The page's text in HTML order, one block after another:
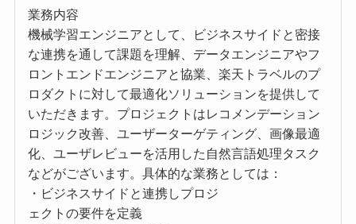
業務内容
機械学習エンジニアとして、ビジネスサイドと密接
な連携を通して課題を理解、データエンジニアやフ
ロントエンドエンジニアと協業、楽天トラベルのプ
ロダクトに対して最適化ソリューションを提供して
いただきます。プロジェクトはレコメンデーション
ロジック改善、ユーザーターゲティング、画像最適
化、ユーザレビューを活用した自然言語処理タスク
などがございます。具体的な業務としては：
・ビジネスサイドと連携しプロジ
ェクトの要件を定義